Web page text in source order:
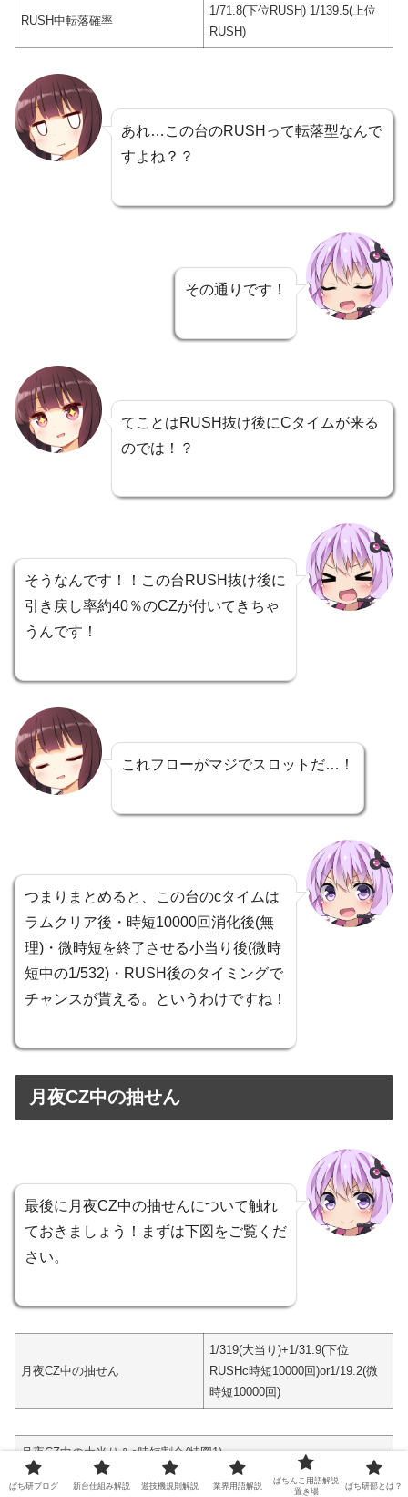
RUSH中転落確率
1/71.8(下位RUSH) 1/139.5(上位
RUSH)
あれ…この台のRUSHって転落型なんで
すよね？？
その通りです！
てことはRUSH抜け後にCタイムが来る
のでは！？
そうなんです！！この台RUSH抜け後に
引き戻し率約40％のCZが付いてきちゃ
うんです！
これフローがマジでスロットだ…！
つまりまとめると、この台のcタイムは
ラムクリア後・時短10000回消化後(無
理)・微時短を終了させる小当り後(微時
短中の1/532)・RUSH後のタイミングで
チャンスが貰える。というわけですね！
月夜CZ中の抽せん
最後に月夜CZ中の抽せんについて触れ
ておきましょう！まずは下図をご覧くだ
さい。
月夜CZ中の抽せん
1/319(大当り)+1/31.9(下位
RUSHc時短10000回)or1/19.2(微
時短10000回)
月夜CZ中の大当り＆c時短割合(特図1)
ラウンド 払い出し 時短状態 割合
ぱち研ブログ 新台仕組み解説 遊技機規則解説 業界用語解説
ぱちんこ用語解説
置き場
ぱち研部とは？